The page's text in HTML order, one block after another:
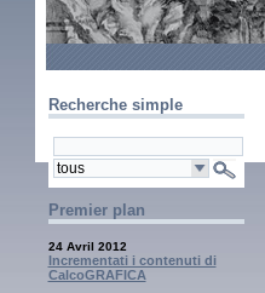
Recherche simple
Premier plan
24 Avril 2012
Incrementati i contenuti di
CalcoGRAFICA